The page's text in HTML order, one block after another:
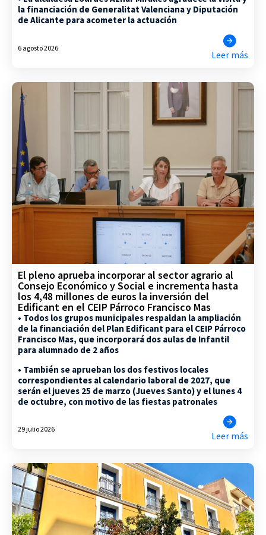
la financiación de Generalitat Valenciana y Diputación
de Alicante para acometer la actuación
6 agosto 2026
Leer más
El pleno aprueba incorporar al sector agrario al
Consejo Económico y Social e incrementa hasta
los 4,48 millones de euros la inversión del
Edificant en el CEIP Párroco Francisco Mas
• Todos los grupos municipales respaldan la ampliación
de la financiación del Plan Edificant para el CEIP Párroco
Francisco Mas, que incorporará dos aulas de Infantil
para alumnado de 2 años
• También se aprueban los dos festivos locales
correspondientes al calendario laboral de 2027, que
serán el jueves 25 de marzo (Jueves Santo) y el lunes 4
de octubre, con motivo de las fiestas patronales
29 julio 2026
Leer más